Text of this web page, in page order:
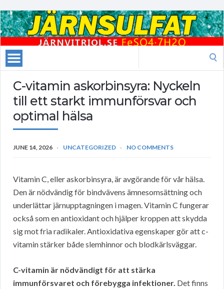
C-vitamin askorbinsyra: Nyckeln
till ett starkt immunförsvar och
optimal hälsa
JUNE 14, 2026 UNCATEGORIZED NO COMMENTS
Vitamin C, eller askorbinsyra, är avgörande för vår hälsa.
Den är nödvändig för bindvävens ämnesomsättning och
underlättar järnupptagningen i magen. Vitamin C fungerar
också som en antioxidant och hjälper kroppen att skydda
sig mot fria radikaler. Antioxidativa egenskaper gör att c-
vitamin stärker både slemhinnor och blodkärlsväggar.
C-vitamin är nödvändigt för att stärka
immunförsvaret och förebygga infektioner. Det finns